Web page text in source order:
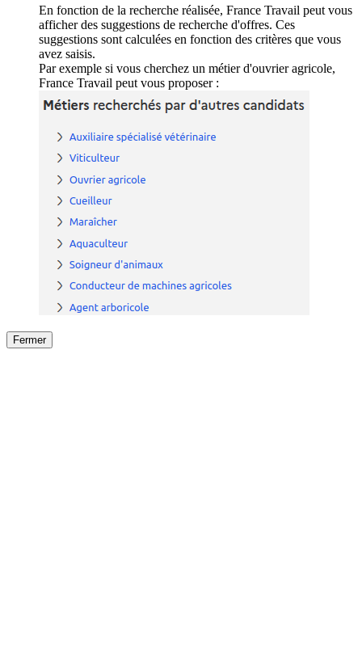
En fonction de la recherche réalisée, France Travail peut vous
afficher des suggestions de recherche d'offres. Ces
suggestions sont calculées en fonction des critères que vous
avez saisis.
Par exemple si vous cherchez un métier d'ouvrier agricole,
France Travail peut vous proposer :
Fermer